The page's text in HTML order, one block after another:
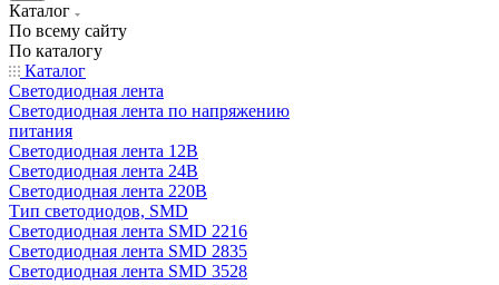
Каталог
По всему сайту
По каталогу
Каталог
Светодиодная лента
Светодиодная лента по напряжению
питания
Светодиодная лента 12В
Светодиодная лента 24В
Светодиодная лента 220В
Тип светодиодов, SMD
Cветодиодная лента SMD 2216
Светодиодная лента SMD 2835
Светодиодная лента SMD 3528